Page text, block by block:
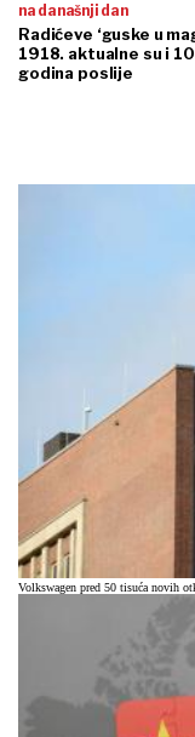
na današnji dan
Radićeve ‘guske u
1918. aktualne su i
godina poslije
Volkswagen pred 50 tisuća novih